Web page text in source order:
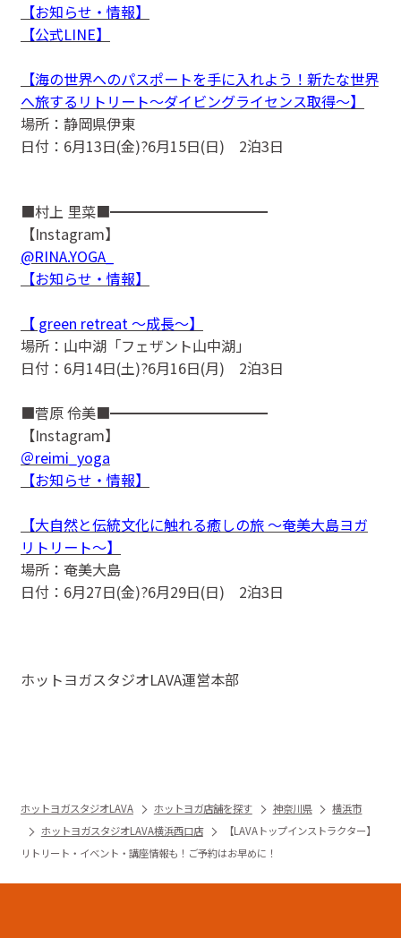
【お知らせ・情報】
【公式LINE】
【海の世界へのパスポートを手に入れよう！新たな世界
へ旅するリトリート〜ダイビングライセンス取得〜】
場所：静岡県伊東
日付：6月13日(金)?6月15日(日) 2泊3日
■村上 里菜■━━━━━━━━━━━
【Instagram】
@RINA.YOGA_
【お知らせ・情報】
【 green retreat 〜成長〜】
場所：山中湖「フェザント山中湖」
日付：6月14日(土)?6月16日(月) 2泊3日
■菅原 伶美■━━━━━━━━━━━
【Instagram】
＠reimi_yoga
【お知らせ・情報】
【大自然と伝統文化に触れる癒しの旅 ～奄美大島ヨガ
リトリート～】
場所：奄美大島
日付：6月27日(金)?6月29日(日) 2泊3日
ホットヨガスタジオLAVA運営本部
ホットヨガスタジオLAVA ホットヨガ店舗を探す 神奈川県
横浜市
ホットヨガスタジオLAVA横浜西口店
【LAVAトップインストラクター】
リトリート・イベント・講座情報も！ご予約はお早めに！